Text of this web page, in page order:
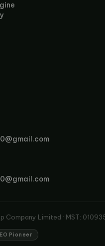
Limited · MST:
Pioneer